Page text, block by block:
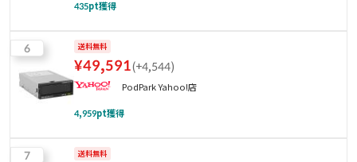
435pt獲得
6 送料無料
¥49,591(+4,544)
PodPark Yahoo!店
4,959pt獲得
7 送料無料